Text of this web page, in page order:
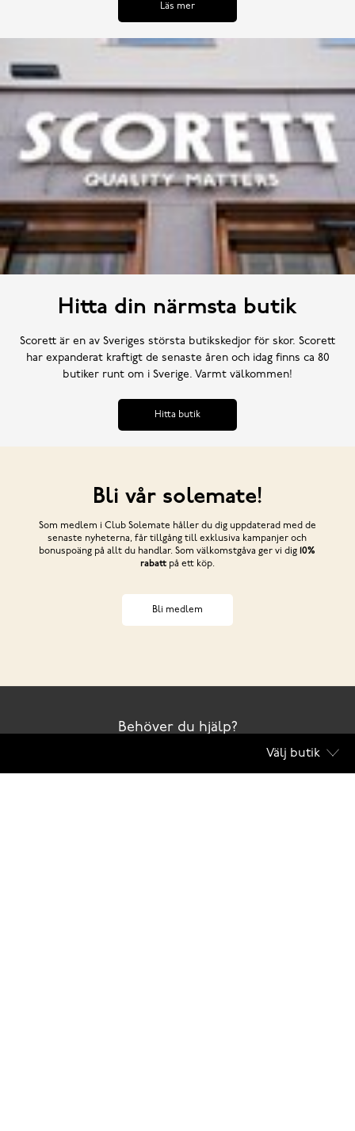
Läs mer
Hitta din närmsta butik
Scorett är en av Sveriges största butikskedjor för skor. Scorett
har expanderat kraftigt de senaste åren och idag finns ca 80
butiker runt om i Sverige. Varmt välkommen!
Hitta butik
Bli vår solemate!
Som medlem i Club Solemate håller du dig uppdaterad med de
senaste nyheterna, får tillgång till exklusiva kampanjer och
bonuspoäng på allt du handlar. Som välkomstgåva ger vi dig10%
rabattpå ett köp.
Bli medlem
Behöver du hjälp?
Kontakta oss Club Solemate
Välj butik